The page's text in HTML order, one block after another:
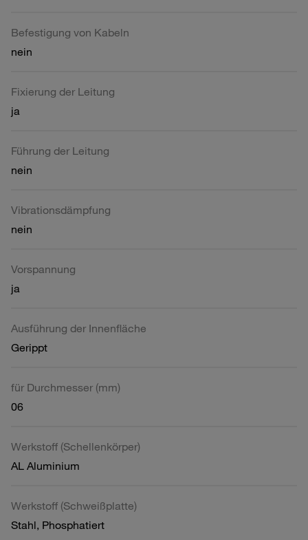
Befestigung von Kabeln
nein
Fixierung der Leitung
ja
Führung der Leitung
nein
Vibrationsdämpfung
nein
Vorspannung
ja
Ausführung der Innenfläche
Gerippt
für Durchmesser (mm)
06
Werkstoff (Schellenkörper)
AL Aluminium
Werkstoff (Schweißplatte)
Stahl, Phosphatiert